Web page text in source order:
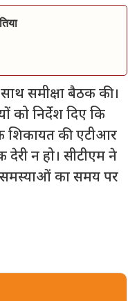
समीक्षा बैठक की।
को निर्देश दिए कि
शिकायत की एटीआर
न हो। सीटीएम ने
समस्याओं का समय पर